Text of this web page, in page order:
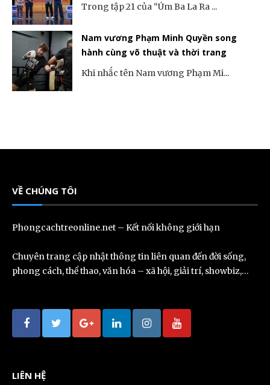
Trong tập 21 của “Úm Ba La Ra ...
Nam vương Phạm Minh Quyền song
hành cùng võ thuật và thời trang
Khi nhắc tên Nam vương Phạm Mi...
VỀ CHÚNG TÔI
Phongcachtreonline.net – Kết nối không giới hạn
Chuyên trang cập nhật thông tin liên quan đến đời sống,
phong cách, thể thao, văn hóa – xã hội, giải trí, showbiz,…
LIÊN HỆ